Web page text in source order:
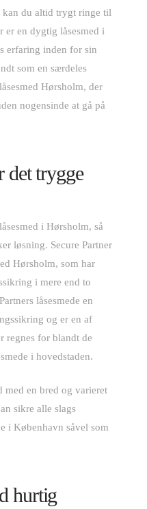
kan du altid trygt ringe til
er en dygtig låsesmed i
erfaring inden for sin
som en særdeles
Hørsholm, der
nogensinde at gå på
det trygge
i Hørsholm, så
løsning. Secure Partner
Hørsholm, som har
i mere end to
låsesmede en
og er en af
regnes for blandt de
i hovedstaden.
med en bred og varieret
sikre alle slags
i København såvel som
hurtig